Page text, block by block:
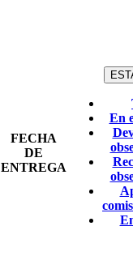
FECHA
DE
ENTREGA
En